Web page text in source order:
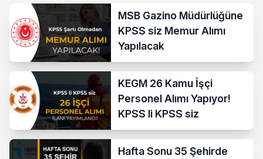
MSB Gazino Müdürlüğüne
KPSS siz Memur Alımı
Yapılacak
KEGM 26 Kamu İşçi
Personel Alımı Yapıyor!
KPSS li KPSS siz
Hafta Sonu 35 Şehirde